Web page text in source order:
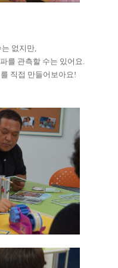
없지만,
를 관측할 수는 있어요.
직접 만들어보아요!